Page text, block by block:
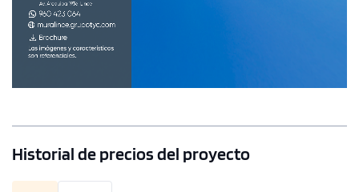
Historial de precios del proyecto